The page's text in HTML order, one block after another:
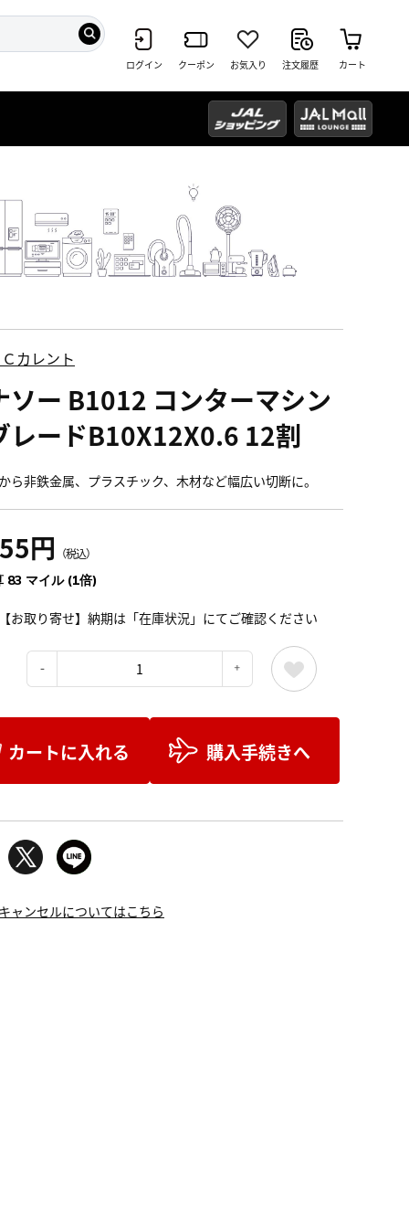
ログイン クーポン お気入り 注文履歴 カート
カレント
ソー B1012 コンターマシン
レードB10X12X0.6 12割
ら非鉄金属、プラスチック、木材など幅広い切断に。
円 （税込）
83 マイル (1倍)
お取り寄せ】納期は「在庫状況」にてご確認ください
カートに入れる 購入手続きへ
ャンセルについてはこちら